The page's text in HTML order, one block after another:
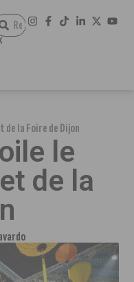
de la Foire de Dijon
le
de la